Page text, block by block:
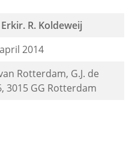
R. Koldeweij
2014
Rotterdam, G.J. de
3015 GG Rotterdam